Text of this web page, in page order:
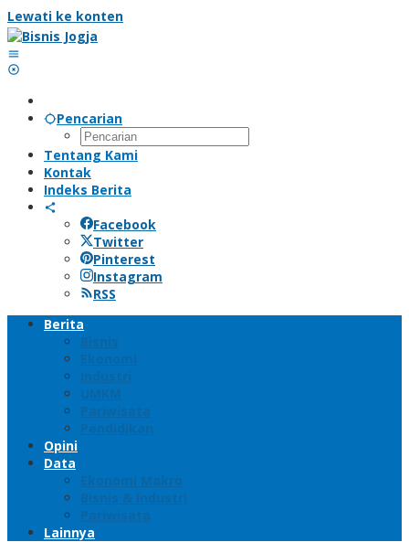
Lewati ke konten
Pencarian
Tentang Kami
Kontak
Indeks Berita
Facebook
Twitter
Pinterest
Instagram
RSS
Berita
Bisnis
Ekonomi
Industri
UMKM
Pariwisata
Pendidikan
Opini
Data
Ekonomi Makro
Bisnis & Industri
Pariwisata
Lainnya